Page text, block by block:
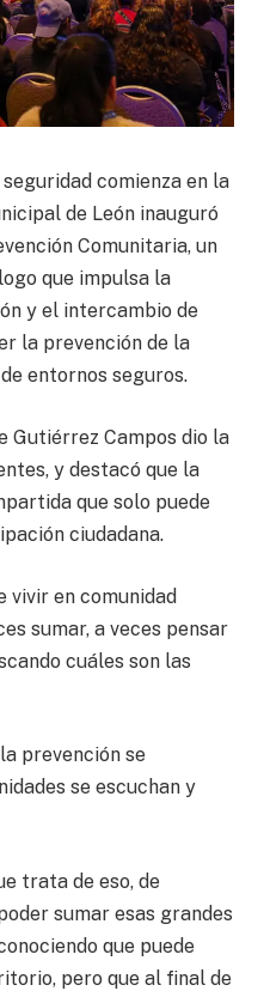
comienza en la
de León inauguró
Comunitaria, un
que impulsa la
y el intercambio de
la prevención de la
entornos seguros.
Gutiérrez Campos dio la
y destacó que la
que solo puede
ciudadana.
vivir en comunidad
sumar, a veces pensar
cuáles son las
prevención se
se escuchan y
trata de eso, de
sumar esas grandes
que puede
pero que al final de